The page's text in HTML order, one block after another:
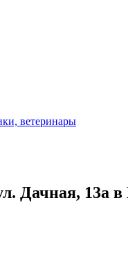
ветеринары
Дачная, 13а